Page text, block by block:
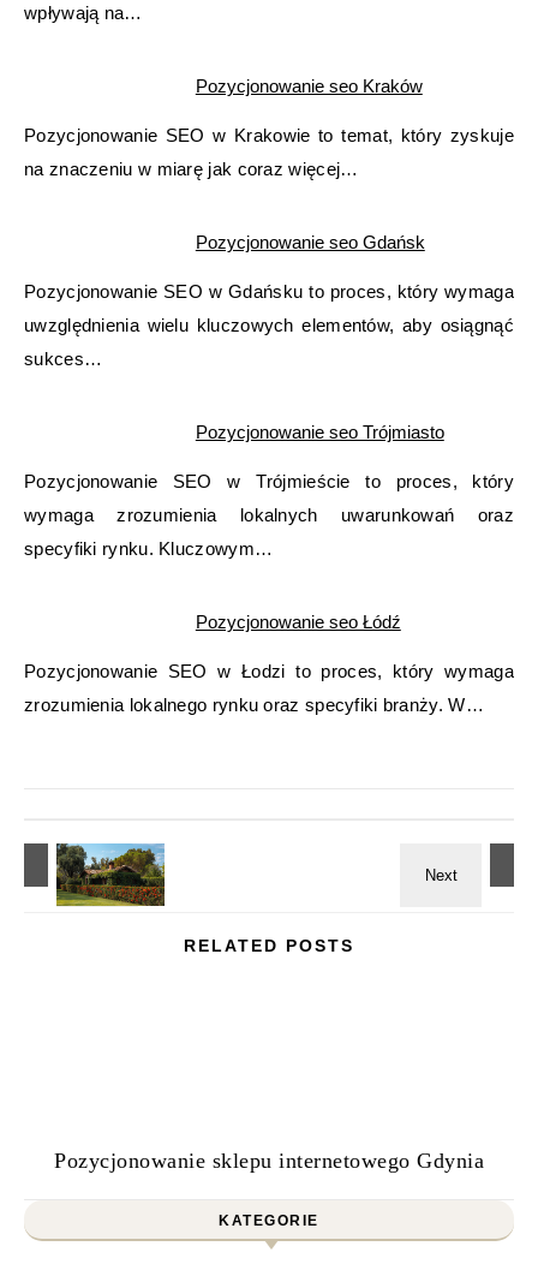
wpływają na…
Pozycjonowanie seo Kraków
Pozycjonowanie SEO w Krakowie to temat, który zyskuje
na znaczeniu w miarę jak coraz więcej…
Pozycjonowanie seo Gdańsk
Pozycjonowanie SEO w Gdańsku to proces, który wymaga
uwzględnienia wielu kluczowych elementów, aby osiągnąć
sukces…
Pozycjonowanie seo Trójmiasto
Pozycjonowanie SEO w Trójmieście to proces, który
wymaga zrozumienia lokalnych uwarunkowań oraz
specyfiki rynku. Kluczowym…
Pozycjonowanie seo Łódź
Pozycjonowanie SEO w Łodzi to proces, który wymaga
zrozumienia lokalnego rynku oraz specyfiki branży. W…
RELATED POSTS
Pozycjonowanie sklepu internetowego Gdynia
KATEGORIE